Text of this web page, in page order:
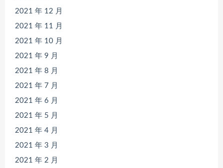
2021 年 12 月
2021 年 11 月
2021 年 10 月
2021 年 9 月
2021 年 8 月
2021 年 7 月
2021 年 6 月
2021 年 5 月
2021 年 4 月
2021 年 3 月
2021 年 2 月